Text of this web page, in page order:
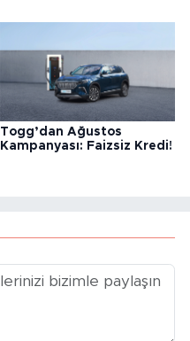
Togg’dan Ağustos
Kampanyası: Faizsiz Kredi!